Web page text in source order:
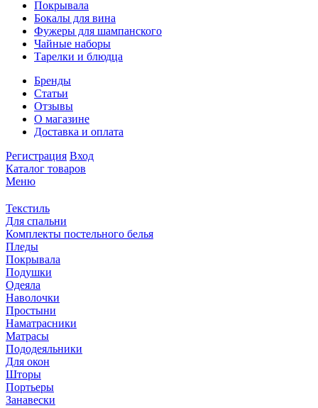
Покрывала
Бокалы для вина
Фужеры для шампанского
Чайные наборы
Тарелки и блюдца
Бренды
Статьи
Отзывы
О магазине
Доставка и оплата
Регистрация Вход
Каталог товаров
Меню
Текстиль
Для спальни
Комплекты постельного белья
Пледы
Покрывала
Подушки
Одеяла
Наволочки
Простыни
Наматрасники
Матрасы
Пододеяльники
Для окон
Шторы
Портьеры
Занавески